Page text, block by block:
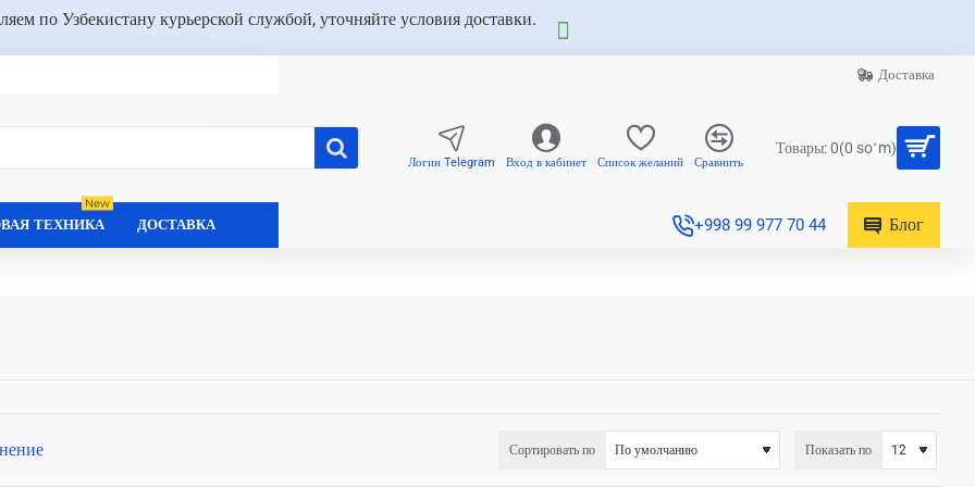
по Узбекистану курьерской службой, уточняйте условия доставки.
Доставка
Логин Telegram Вход в кабинет Список желаний Сравнить
Товары: 0(0 soʻm)
ТЕХНИКА
New
ДОСТАВКА +998 99 977 70 44 Блог
Сортировать по Показать по